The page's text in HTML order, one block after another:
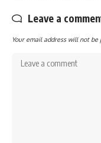
Leave a
Your email address will not be